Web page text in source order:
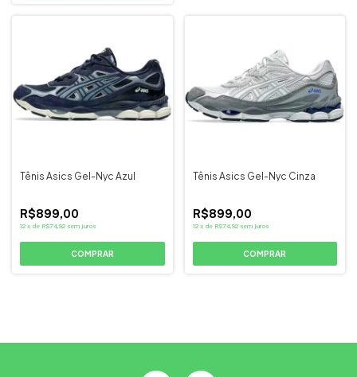
Tênis Asics Gel-Nyc Azul
R$899,00
12 x de R$74,92 sem juros
COMPRAR
Tênis Asics Gel-Nyc Cinza
R$899,00
12 x de R$74,92 sem juros
COMPRAR